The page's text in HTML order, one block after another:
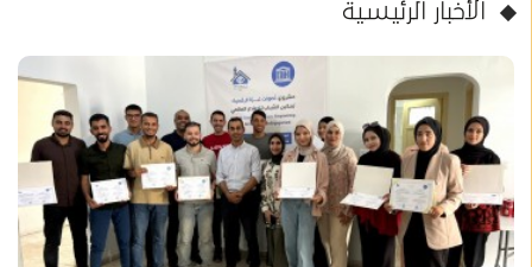
الأخبار الرئيسية